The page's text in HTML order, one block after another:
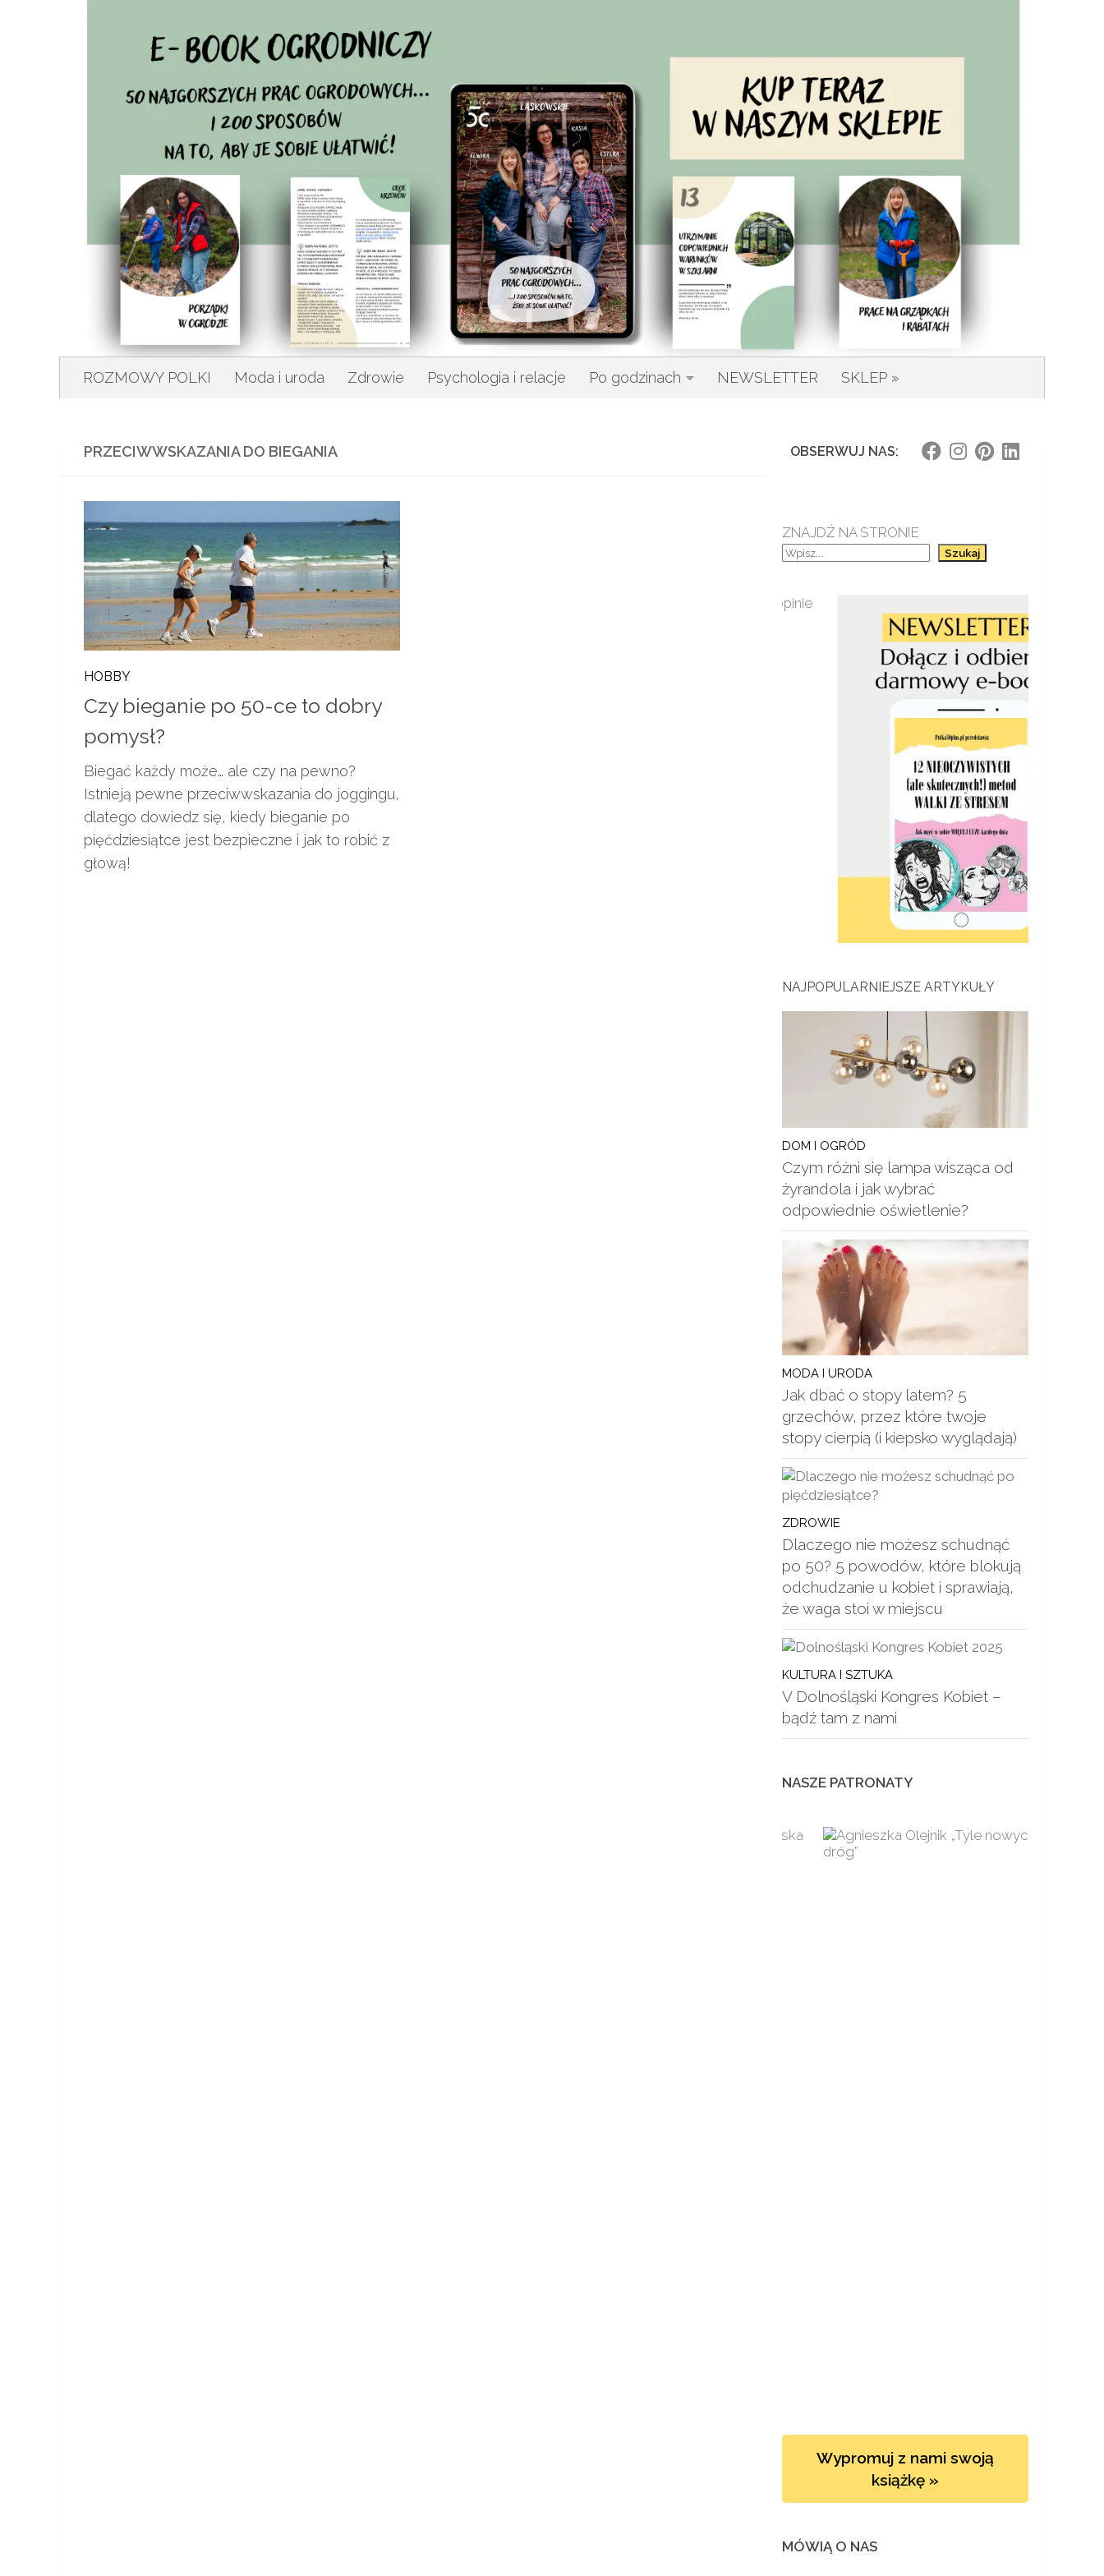
ROZMOWY POLKI Moda i uroda Zdrowie Psychologia i relacje Po godzinach NEWSLETTER SKLEP »
PRZECIWWSKAZANIA DO BIEGANIA
HOBBY
Czy bieganie po 50-ce to dobry
pomysł?
Biegać każdy może… ale czy na pewno?
Istnieją pewne przeciwwskazania do joggingu,
dlatego dowiedz się, kiedy bieganie po
pięćdziesiątce jest bezpieczne i jak to robić z
głową!
OBSERWUJ NAS:
ZNAJDŹ NA STRONIE
Szukaj
NAJPOPULARNIEJSZE ARTYKUŁY
DOM I OGRÓD
Czym różni się lampa wisząca od
żyrandola i jak wybrać
odpowiednie oświetlenie?
MODA I URODA
Jak dbać o stopy latem? 5
grzechów, przez które twoje
stopy cierpią (i kiepsko wyglądają)
ZDROWIE
Dlaczego nie możesz schudnąć
po 50? 5 powodów, które blokują
odchudzanie u kobiet i sprawiają,
że waga stoi w miejscu
KULTURA I SZTUKA
V Dolnośląski Kongres Kobiet –
bądź tam z nami
NASZE PATRONATY
Wypromuj z nami swoją
książkę »
MÓWIĄ O NAS